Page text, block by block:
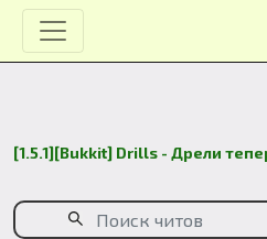
[1.5.1][Bukkit] Drills - Дрели